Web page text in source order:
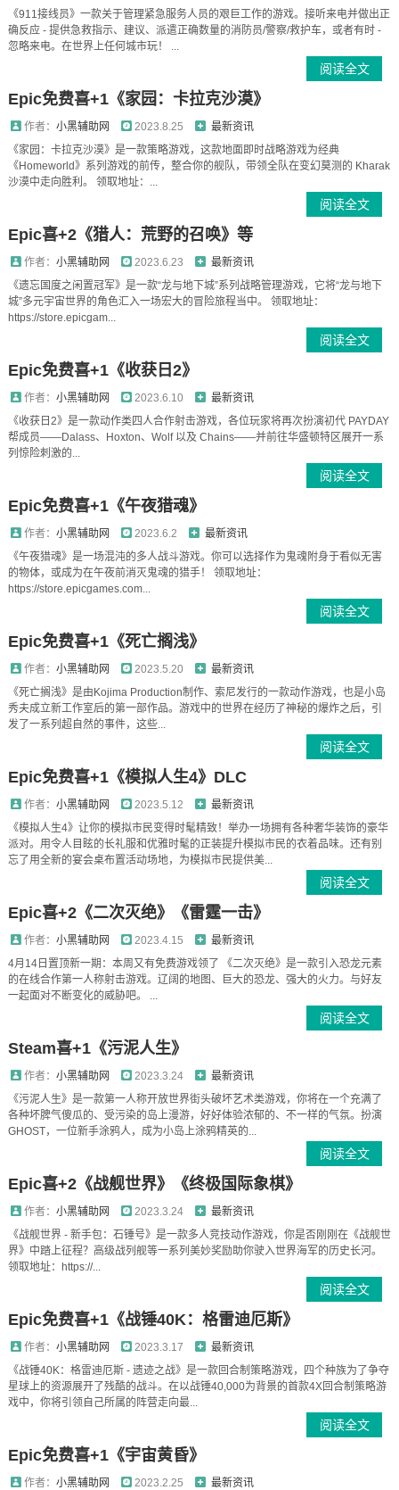
《911接线员》一款关于管理紧急服务人员的艰巨工作的游戏。接听来电并做出正
确反应 - 提供急救指示、建议、派遣正确数量的消防员/警察/救护车，或者有时 -
忽略来电。在世界上任何城市玩！ ...
阅读全文
Epic免费喜+1《家园：卡拉克沙漠》
作者： 小黑辅助网 2023.8.25
最新资讯
《家园：卡拉克沙漠》是一款策略游戏，这款地面即时战略游戏为经典
《Homeworld》系列游戏的前传，整合你的舰队，带领全队在变幻莫测的 Kharak
沙漠中走向胜利。 领取地址：...
阅读全文
Epic喜+2《猎人：荒野的召唤》等
作者： 小黑辅助网 2023.6.23
最新资讯
《遗忘国度之闲置冠军》是一款“龙与地下城”系列战略管理游戏，它将“龙与地下
城”多元宇宙世界的角色汇入一场宏大的冒险旅程当中。 领取地址：
https://store.epicgam...
阅读全文
Epic免费喜+1《收获日2》
作者： 小黑辅助网 2023.6.10
最新资讯
《收获日2》是一款动作类四人合作射击游戏，各位玩家将再次扮演初代 PAYDAY
帮成员——Dalass、Hoxton、Wolf 以及 Chains——并前往华盛顿特区展开一系
列惊险刺激的...
阅读全文
Epic免费喜+1《午夜猎魂》
作者： 小黑辅助网 2023.6.2
最新资讯
《午夜猎魂》是一场混沌的多人战斗游戏。你可以选择作为鬼魂附身于看似无害
的物体，或成为在午夜前消灭鬼魂的猎手！ 领取地址：
https://store.epicgames.com...
阅读全文
Epic免费喜+1《死亡搁浅》
作者： 小黑辅助网 2023.5.20
最新资讯
《死亡搁浅》是由Kojima Production制作、索尼发行的一款动作游戏，也是小岛
秀夫成立新工作室后的第一部作品。游戏中的世界在经历了神秘的爆炸之后，引
发了一系列超自然的事件，这些...
阅读全文
Epic免费喜+1《模拟人生4》DLC
作者： 小黑辅助网 2023.5.12
最新资讯
《模拟人生4》让你的模拟市民变得时髦精致！举办一场拥有各种奢华装饰的豪华
派对。用令人目眩的长礼服和优雅时髦的正装提升模拟市民的衣着品味。还有别
忘了用全新的宴会桌布置活动场地，为模拟市民提供美...
阅读全文
Epic喜+2《二次灭绝》《雷霆一击》
作者： 小黑辅助网 2023.4.15
最新资讯
4月14日置顶新一期：本周又有免费游戏领了 《二次灭绝》是一款引入恐龙元素
的在线合作第一人称射击游戏。辽阔的地图、巨大的恐龙、强大的火力。与好友
一起面对不断变化的威胁吧。 ...
阅读全文
Steam喜+1《污泥人生》
作者： 小黑辅助网 2023.3.24
最新资讯
《污泥人生》是一款第一人称开放世界街头破坏艺术类游戏，你将在一个充满了
各种坏脾气傻瓜的、受污染的岛上漫游，好好体验浓郁的、不一样的气氛。扮演
GHOST，一位新手涂鸦人，成为小岛上涂鸦精英的...
阅读全文
Epic喜+2《战舰世界》《终极国际象棋》
作者： 小黑辅助网 2023.3.24
最新资讯
《战舰世界 - 新手包：石锤号》是一款多人竞技动作游戏，你是否刚刚在《战舰世
界》中踏上征程？高级战列舰等一系列美妙奖励助你驶入世界海军的历史长河。
领取地址：https://...
阅读全文
Epic免费喜+1《战锤40K：格雷迪厄斯》
作者： 小黑辅助网 2023.3.17
最新资讯
《战锤40K：格雷迪厄斯 - 遗迹之战》是一款回合制策略游戏，四个种族为了争夺
星球上的资源展开了残酷的战斗。在以战锤40,000为背景的首款4X回合制策略游
戏中，你将引领自己所属的阵营走向最...
阅读全文
Epic免费喜+1《宇宙黄昏》
作者： 小黑辅助网 2023.2.25
最新资讯